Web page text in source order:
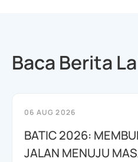
Baca Berita
06 AUG 2026
BATIC 2026:
JALAN MENUJU